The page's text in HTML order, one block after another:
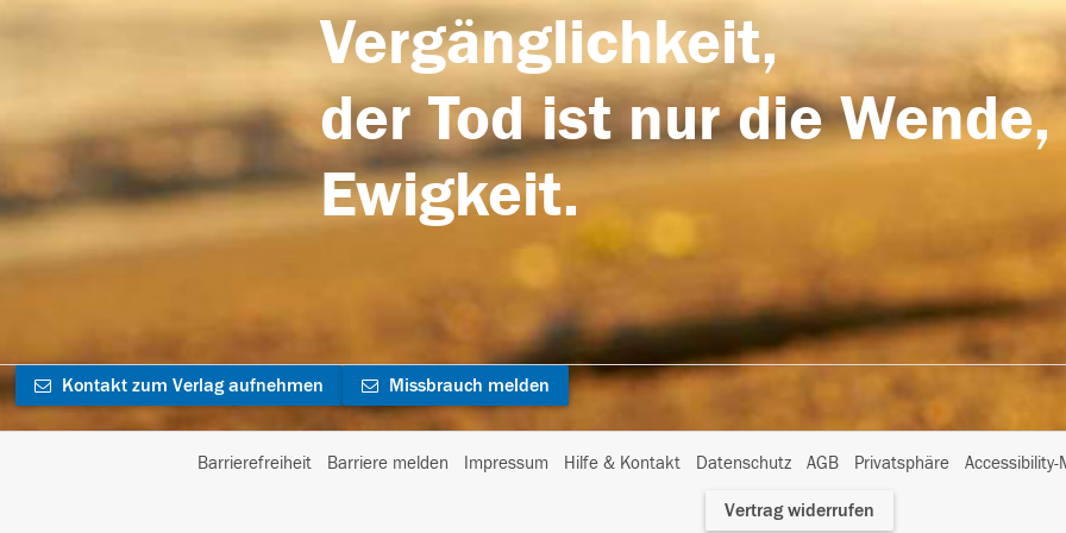
Vergänglichkeit,
der Tod ist nur die
Ewigkeit.
Kontakt zum Verlag aufnehmen Missbrauch melden
Barrierefreiheit Barriere melden Impressum Hilfe & Kontakt Datenschutz AGB Privatsphäre
I
Vertrag widerrufen